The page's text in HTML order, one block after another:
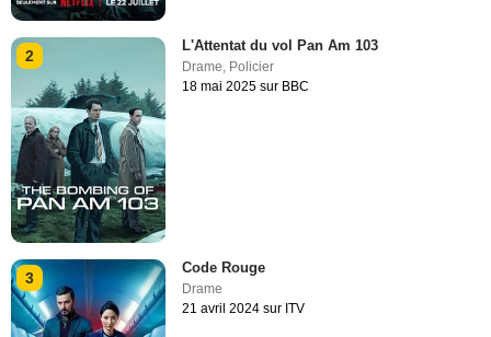
2
L'Attentat du vol Pan Am 103
Drame, Policier
18 mai 2025 sur BBC
3
Code Rouge
Drame
21 avril 2024 sur ITV